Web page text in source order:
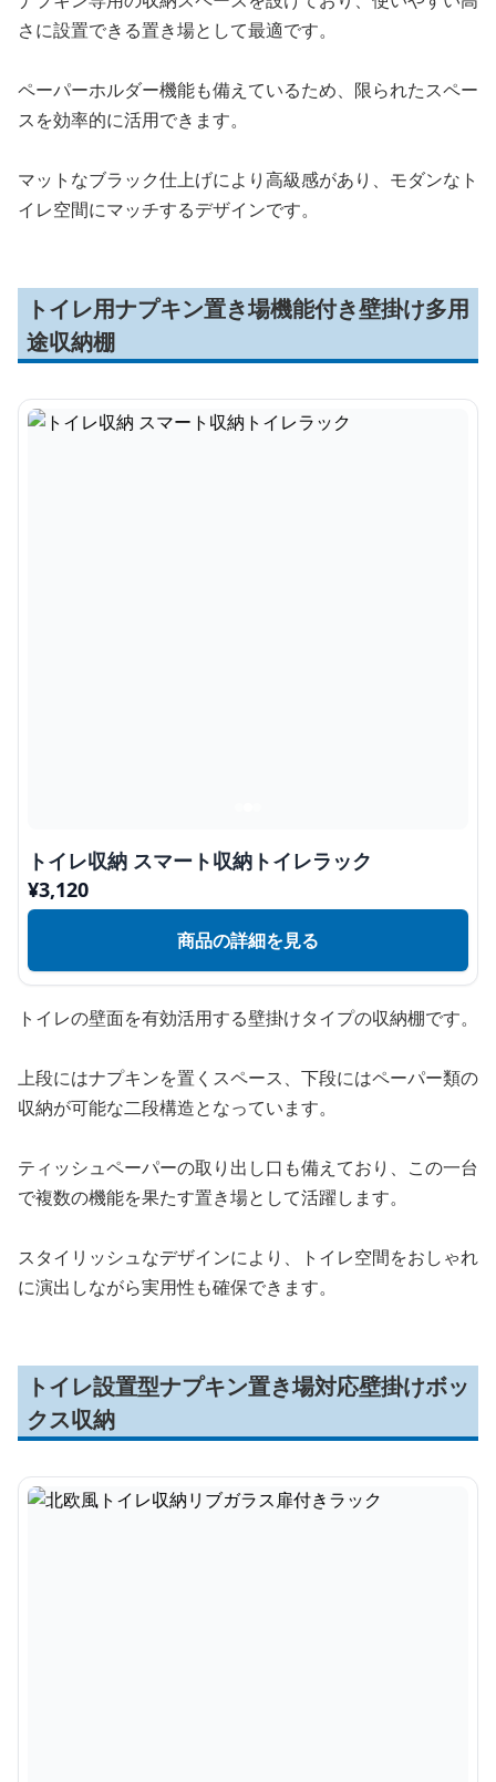
さに設置できる置き場として最適です。
ペーパーホルダー機能も備えているため、限られたスペー
スを効率的に活用できます。
マットなブラック仕上げにより高級感があり、モダンなト
イレ空間にマッチするデザインです。
トイレ用ナプキン置き場機能付き壁掛け多用
途収納棚
トイレ収納 スマート収納トイレラック
¥3,120
商品の詳細を見る
トイレの壁面を有効活用する壁掛けタイプの収納棚です。
上段にはナプキンを置くスペース、下段にはペーパー類の
収納が可能な二段構造となっています。
ティッシュペーパーの取り出し口も備えており、この一台
で複数の機能を果たす置き場として活躍します。
スタイリッシュなデザインにより、トイレ空間をおしゃれ
に演出しながら実用性も確保できます。
トイレ設置型ナプキン置き場対応壁掛けボッ
クス収納